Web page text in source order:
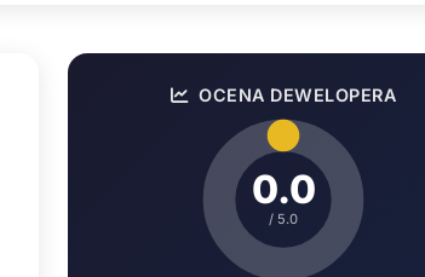
OCENA DEWELOPERA
0.0
/ 5.0